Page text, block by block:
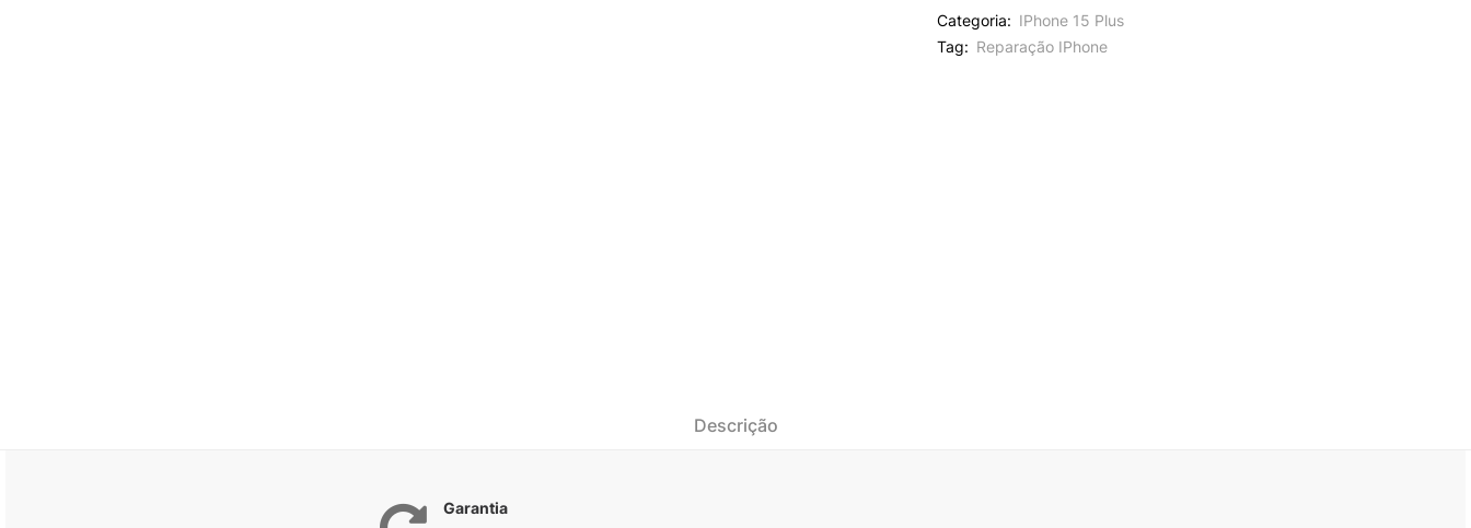
Categoria: IPhone 15 Plus
Tag: Reparação IPhone
Descrição
Garantia